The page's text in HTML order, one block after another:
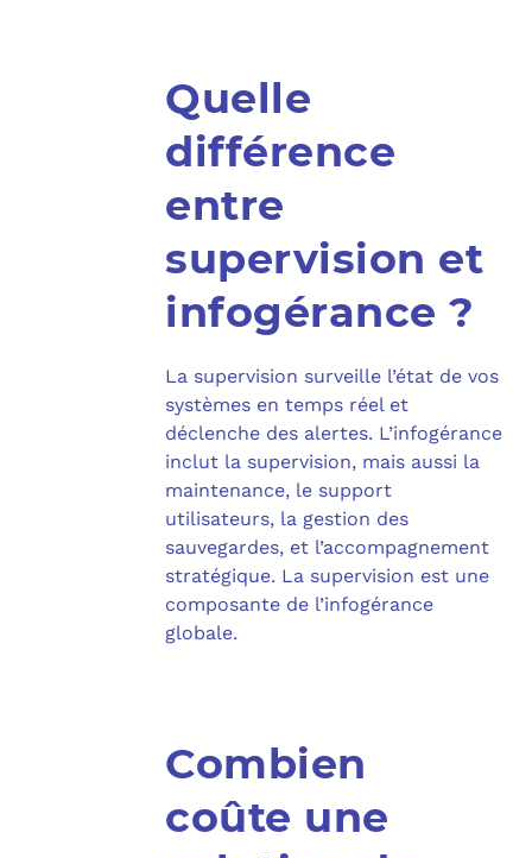
Quelle
différence
entre
supervision et
infogérance ?
La supervision surveille l’état de vos
systèmes en temps réel et
déclenche des alertes. L’infogérance
inclut la supervision, mais aussi la
maintenance, le support
utilisateurs, la gestion des
sauvegardes, et l’accompagnement
stratégique. La supervision est une
composante de l’infogérance
globale.​
Combien
coûte une